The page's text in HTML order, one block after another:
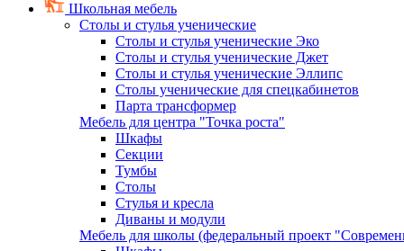
Школьная мебель
Столы и стулья ученические
Столы и стулья ученические Эко
Столы и стулья ученические Джет
Столы и стулья ученические Эллипс
Столы ученические для спецкабинетов
Парта трансформер
Мебель для центра "Точка роста"
Шкафы
Секции
Тумбы
Столы
Стулья и кресла
Диваны и модули
Мебель для школы (федеральный проект